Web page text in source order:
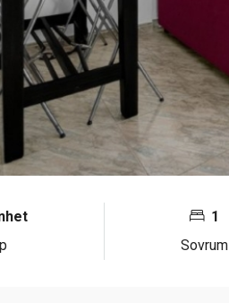
1
Sovrum